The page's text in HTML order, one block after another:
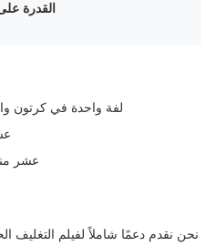
القدرة
لفة واحدة في كرتون
عشر
نحن نقدم دعمًا شاملاً لفيلم التغليف